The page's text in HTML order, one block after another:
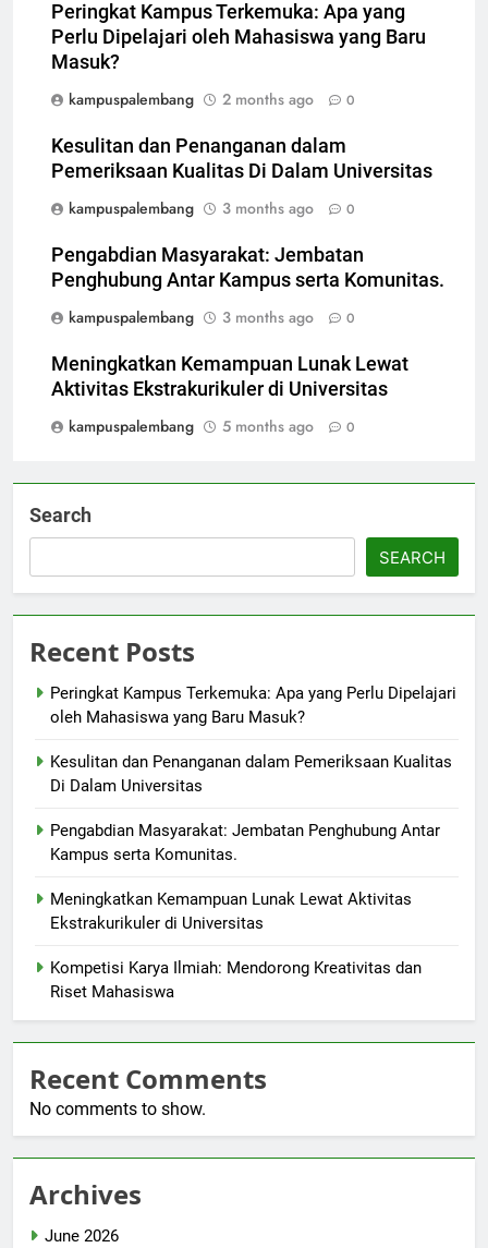
Peringkat Kampus Terkemuka: Apa yang
Perlu Dipelajari oleh Mahasiswa yang Baru
Masuk?
kampuspalembang
2 months ago 0
Kesulitan dan Penanganan dalam
Pemeriksaan Kualitas Di Dalam Universitas
kampuspalembang
3 months ago 0
Pengabdian Masyarakat: Jembatan
Penghubung Antar Kampus serta Komunitas.
kampuspalembang
3 months ago 0
Meningkatkan Kemampuan Lunak Lewat
Aktivitas Ekstrakurikuler di Universitas
kampuspalembang
5 months ago 0
Search
SEARCH
Recent Posts
Peringkat Kampus Terkemuka: Apa yang Perlu Dipelajari
oleh Mahasiswa yang Baru Masuk?
Kesulitan dan Penanganan dalam Pemeriksaan Kualitas
Di Dalam Universitas
Pengabdian Masyarakat: Jembatan Penghubung Antar
Kampus serta Komunitas.
Meningkatkan Kemampuan Lunak Lewat Aktivitas
Ekstrakurikuler di Universitas
Kompetisi Karya Ilmiah: Mendorong Kreativitas dan
Riset Mahasiswa
Recent Comments
No comments to show.
Archives
June 2026